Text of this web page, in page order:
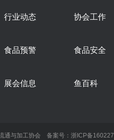
行业动态 协会工作
食品预警 食品安全
展会信息 鱼百科
通与加工协会 备案号： 浙ICP备